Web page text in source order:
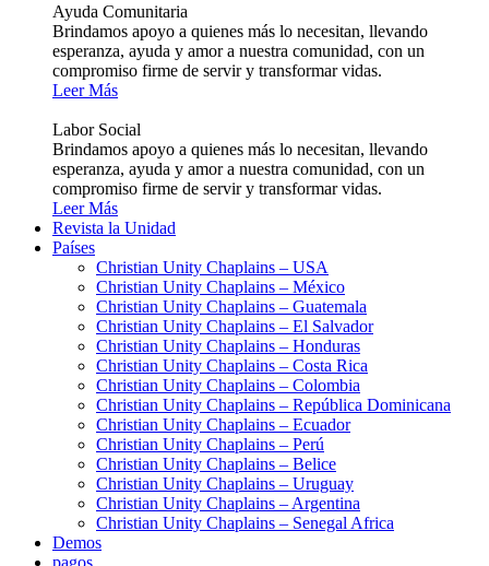
Ayuda Comunitaria
Brindamos apoyo a quienes más lo necesitan, llevando
esperanza, ayuda y amor a nuestra comunidad, con un
compromiso firme de servir y transformar vidas.
Leer Más
Labor Social
Brindamos apoyo a quienes más lo necesitan, llevando
esperanza, ayuda y amor a nuestra comunidad, con un
compromiso firme de servir y transformar vidas.
Leer Más
Revista la Unidad
Países
Christian Unity Chaplains – USA
Christian Unity Chaplains – México
Christian Unity Chaplains – Guatemala
Christian Unity Chaplains – El Salvador
Christian Unity Chaplains – Honduras
Christian Unity Chaplains – Costa Rica
Christian Unity Chaplains – Colombia
Christian Unity Chaplains – República Dominicana
Christian Unity Chaplains – Ecuador
Christian Unity Chaplains – Perú
Christian Unity Chaplains – Belice
Christian Unity Chaplains – Uruguay
Christian Unity Chaplains – Argentina
Christian Unity Chaplains – Senegal Africa
Demos
pagos